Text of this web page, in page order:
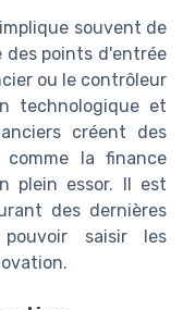
souvent de
des points d'entrée
ou le contrôleur
technologique et
créent des
comme la finance
plein essor. Il est
des dernières
saisir les